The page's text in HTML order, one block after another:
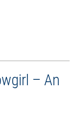
– An